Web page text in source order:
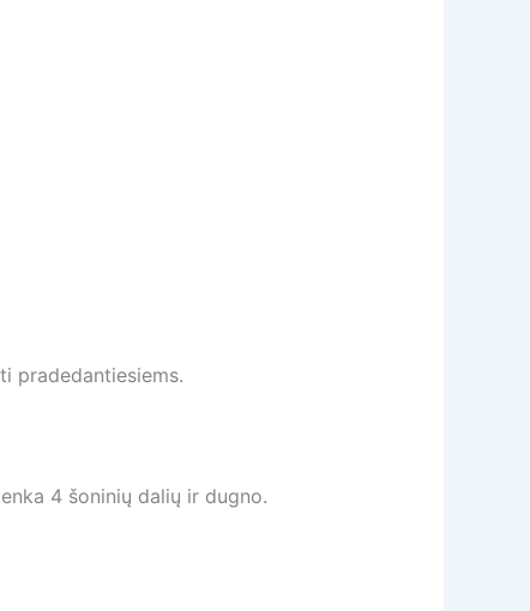
pradedantiesiems.
4 šoninių dalių ir dugno.